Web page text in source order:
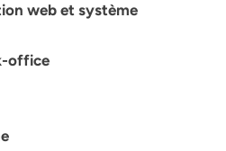
web et système
office